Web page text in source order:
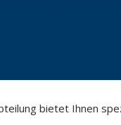
bietet Ihnen